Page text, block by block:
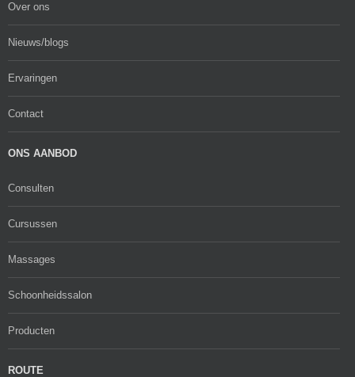
Over ons
Nieuws/blogs
Ervaringen
Contact
ONS AANBOD
Consulten
Cursussen
Massages
Schoonheidssalon
Producten
ROUTE